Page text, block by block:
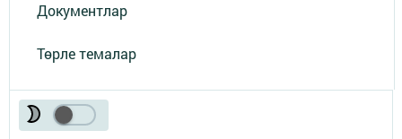
Документлар
Төрле темалар